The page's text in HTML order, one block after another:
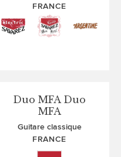
FRANCE
Duo MFA Duo
MFA
Guitare classique
FRANCE